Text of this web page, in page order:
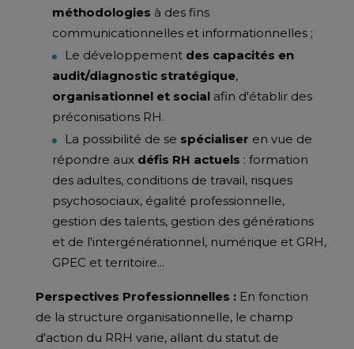
méthodologies à des fins
communicationnelles et informationnelles ;
Le développement des capacités en
audit/diagnostic stratégique,
organisationnel et social afin d'établir des
préconisations RH.
La possibilité de se spécialiser en vue de
répondre aux défis RH actuels : formation
des adultes, conditions de travail, risques
psychosociaux, égalité professionnelle,
gestion des talents, gestion des générations
et de l'intergénérationnel, numérique et GRH,
GPEC et territoire...
Perspectives Professionnelles : En fonction
de la structure organisationnelle, le champ
d'action du RRH varie, allant du statut de